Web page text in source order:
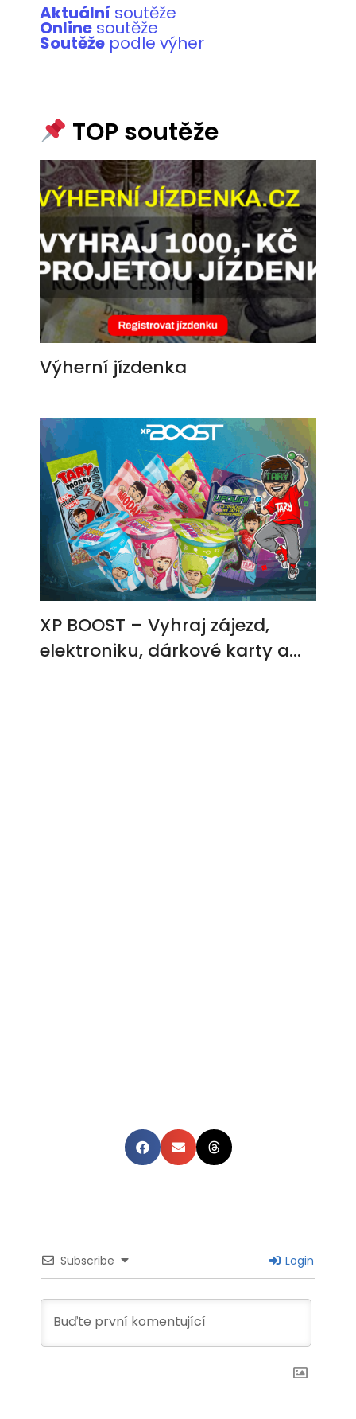
Aktuální soutěže
Online soutěže
Soutěže podle výher
TOP soutěže
Výherní jízdenka
XP BOOST – Vyhraj zájezd,
elektroniku, dárkové karty a
Subscribe Login